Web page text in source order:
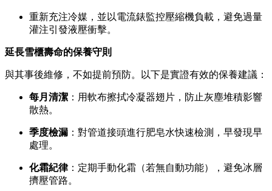
重新充注冷媒，並以電流錶監控壓縮機負載，避免過量
灌注引發液壓衝擊。
延長雪櫃壽命的保養守則
與其事後維修，不如提前預防。以下是實證有效的保養建議：
每月清潔 ：用軟布擦拭冷凝器翅片，防止灰塵堆積影響
散熱。
季度檢漏 ：對管道接頭進行肥皂水快速檢測，早發現早
處理。
化霜紀律：定期手動化霜（若無自動功能），避免冰層
擠壓管路。